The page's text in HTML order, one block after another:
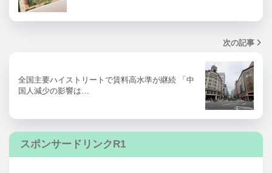
次の記事
全国主要ハイストリートで賃料高水準が継続 「中
国人減少の影響は…
スポンサードリンクR1